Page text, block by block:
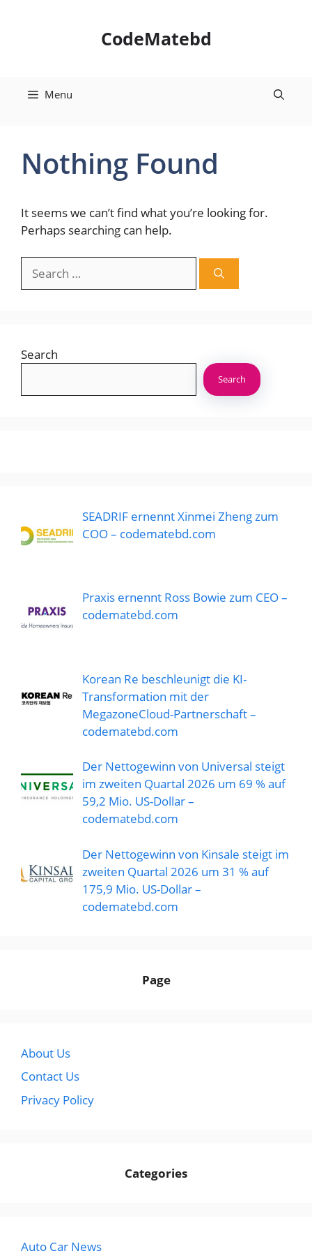
CodeMatebd
Menu
Nothing Found
It seems we can’t find what you’re looking for.
Perhaps searching can help.
for:
Search
Search
SEADRIF ernennt Xinmei Zheng zum
COO – codematebd.com
Praxis ernennt Ross Bowie zum CEO –
codematebd.com
Korean Re beschleunigt die KI-
Transformation mit der
MegazoneCloud-Partnerschaft –
codematebd.com
Der Nettogewinn von Universal steigt
im zweiten Quartal 2026 um 69 % auf
59,2 Mio. US-Dollar –
codematebd.com
Der Nettogewinn von Kinsale steigt im
zweiten Quartal 2026 um 31 % auf
175,9 Mio. US-Dollar –
codematebd.com
Page
About Us
Contact Us
Privacy Policy
Categories
Auto Car News